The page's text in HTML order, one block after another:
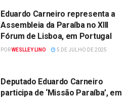
Eduardo Carneiro representa a
Assembleia da Paraíba no XIII
Fórum de Lisboa, em Portugal
PORWESLLEY LINO 5 DE JULHO DE 2025
Deputado Eduardo Carneiro
participa de ‘Missão Paraíba’, em